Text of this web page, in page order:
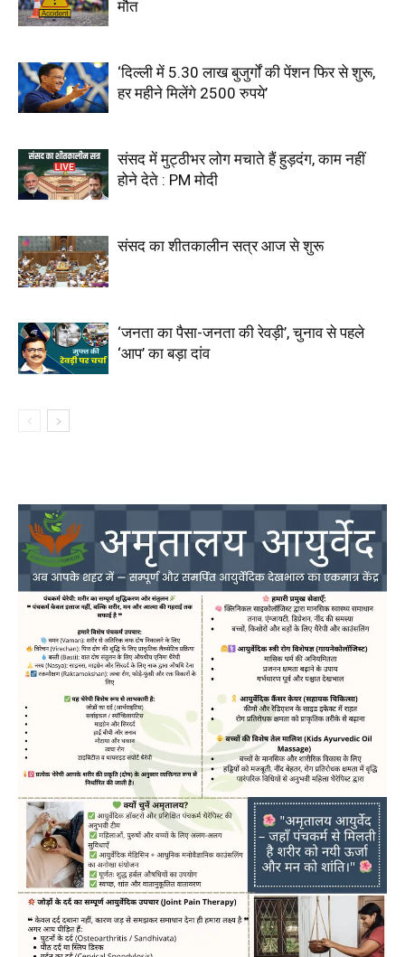
मौत
‘दिल्ली में 5.30 लाख बुजुर्गों की पेंशन फिर से शुरू,
हर महीने मिलेंगे 2500 रुपये’
संसद में मुट्ठीभर लोग मचाते हैं हुड़दंग, काम नहीं
होने देते : PM मोदी
संसद का शीतकालीन सत्र आज से शुरू
‘जनता का पैसा-जनता की रेवड़ी’, चुनाव से पहले
‘आप’ का बड़ा दांव